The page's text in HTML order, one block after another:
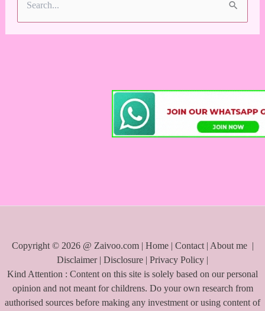
Copyright © 2026 @ Zaivoo.com | Home| Contact| About me |
Disclaimer| Disclosure | Privacy Policy |
Kind Attention : Content on this site is solely based on our personal
opinion and not meant for childrens. Do your own research from
authorised sources before making any investment or using content of